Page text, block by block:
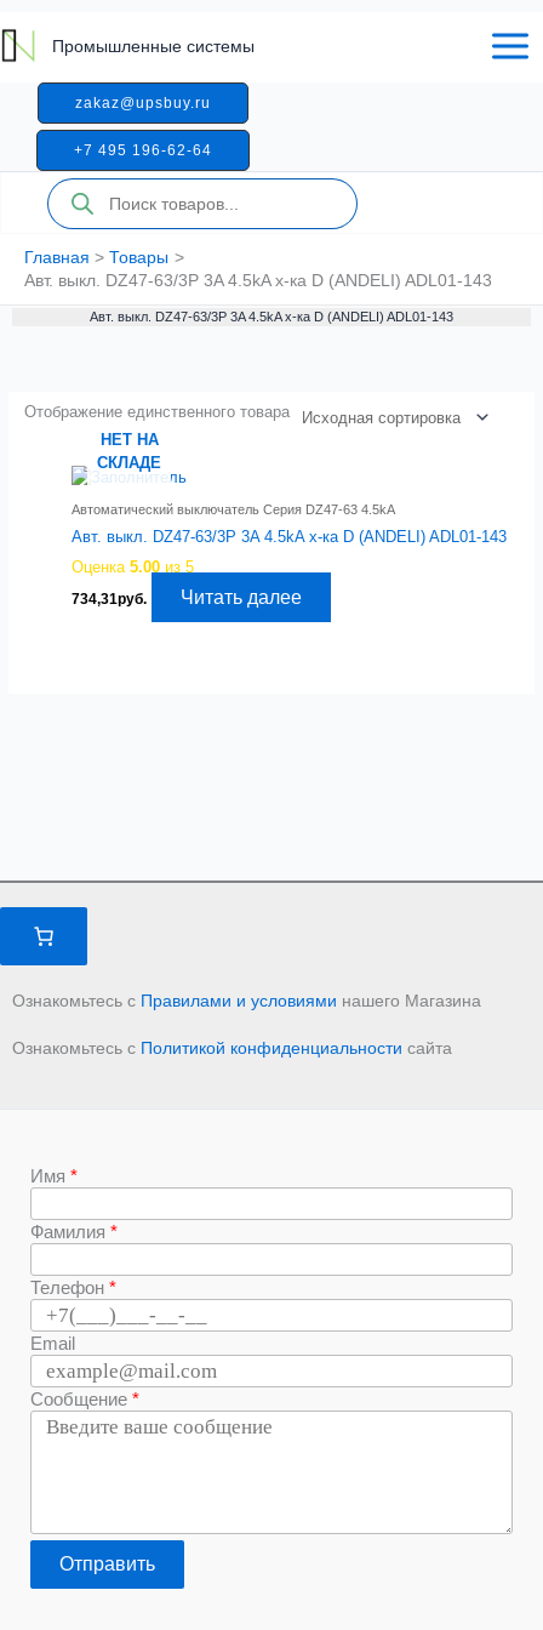
к
содержимому
Промышленные системы
zakaz@upsbuy.ru
+7 495 196-62-64
Поиск
товаров
Главная
Товары
Авт. выкл. DZ47-63/3P 3A 4.5kA х-ка D (ANDELI) ADL01-143
Авт. выкл. DZ47-63/3P 3A 4.5kA х-ка D (ANDELI) ADL01-143
Отображение единственного товара
НЕТ НА
СКЛАДЕ
Автоматический выключатель Серия DZ47-63 4.5kA
Авт. выкл. DZ47-63/3P 3A 4.5kA х-ка D (ANDELI) ADL01-143
Оценка5.00 из 5
734,31руб. Читать далее
Ознакомьтесь с Правилами и условиями нашего Магазина
Ознакомьтесь с Политикой конфиденциальности сайта
Имя
Фамилия
Телефон
Email
Сообщение
Отправить